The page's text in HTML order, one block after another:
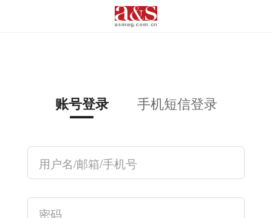
账号登录 手机短信登录